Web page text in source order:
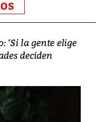
‘Si la gente elige
deciden